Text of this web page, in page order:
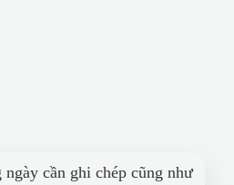
cần ghi chép cũng như